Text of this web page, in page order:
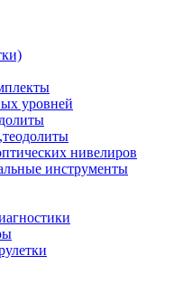
уровней
нивелиров
инструменты